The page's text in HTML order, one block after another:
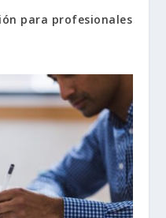
para profesionales